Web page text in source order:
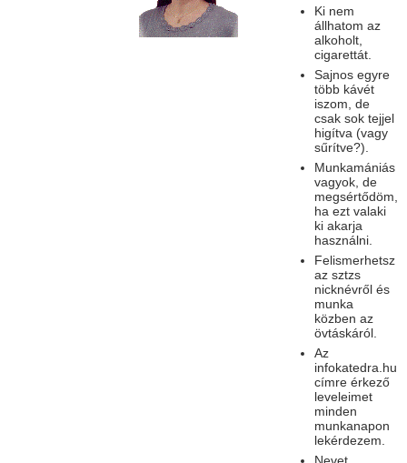
Ki nem
állhatom az
alkoholt,
cigarettát.
Sajnos egyre
több kávét
iszom, de
csak sok tejjel
higítva (vagy
sűrítve?).
Munkamániás
vagyok, de
megsértődöm,
ha ezt valaki
ki akarja
használni.
Felismerhetsz
az sztzs
nicknévről és
munka
közben az
övtáskáról.
Az
infokatedra.hu
címre érkező
leveleimet
minden
munkanapon
lekérdezem.